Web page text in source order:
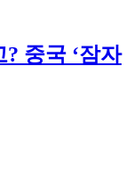
중국 ‘잠자